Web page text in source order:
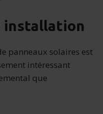
installation
panneaux solaires est
intéressant
que